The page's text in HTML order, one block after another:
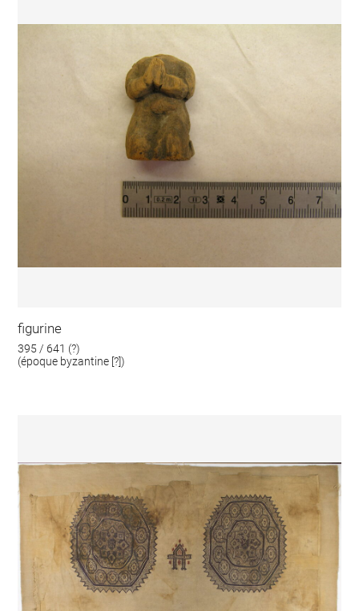
figurine
395 / 641 (?)
(époque byzantine [?])